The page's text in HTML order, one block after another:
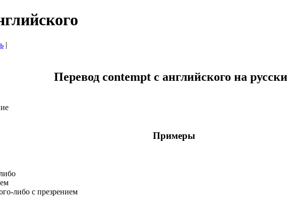
|
Перевод contempt с английского на
Примеры
либо с презрением